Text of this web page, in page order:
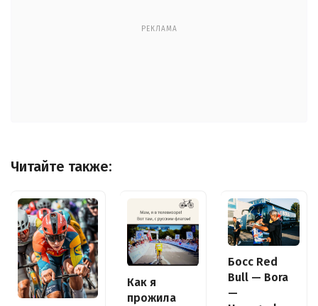
РЕКЛАМА
Читайте также:
Как я
прожила
Босс Red
Bull — Bora
—